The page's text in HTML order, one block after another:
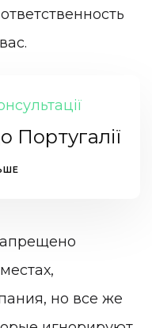
Португалії
но все же